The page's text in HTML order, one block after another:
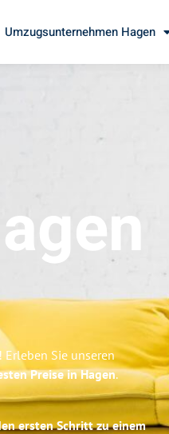
Umzugsunternehmen Hagen
Sie unseren
Preise in Hagen.
ersten Schritt zu einem